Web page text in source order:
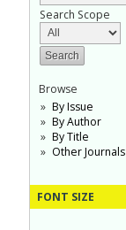
Search Scope
Browse
By Issue
By Author
By Title
Other Journals
FONT SIZE